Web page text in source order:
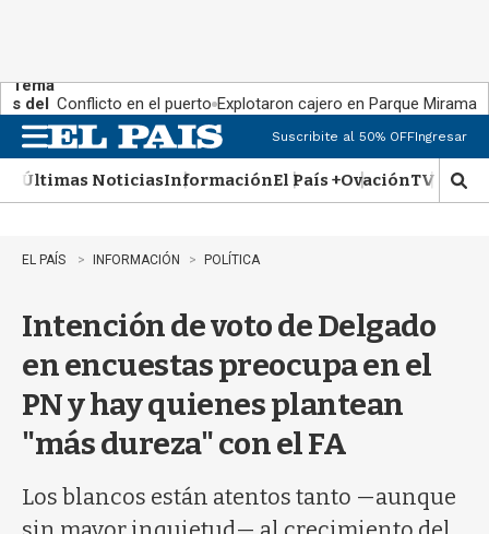
Tema
s del
día:
Conflicto en el puerto Explotaron cajero en Parque Miramar
n
u
Suscribite al 50% OFFIngresar
Últimas NoticiasInformaciónEl País +OvaciónTV Show
M
o
EL PAÍS INFORMACIÓN POLÍTICA
Intención de voto de Delgado
en encuestas preocupa en el
PN y hay quienes plantean
"más dureza" con el FA
Los blancos están atentos tanto —aunque